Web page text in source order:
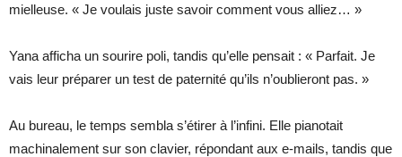
mielleuse. « Je voulais juste savoir comment vous alliez… »
Yana afficha un sourire poli, tandis qu’elle pensait : « Parfait. Je
vais leur préparer un test de paternité qu’ils n’oublieront pas. »
Au bureau, le temps sembla s’étirer à l’infini. Elle pianotait
machinalement sur son clavier, répondant aux e-mails, tandis que